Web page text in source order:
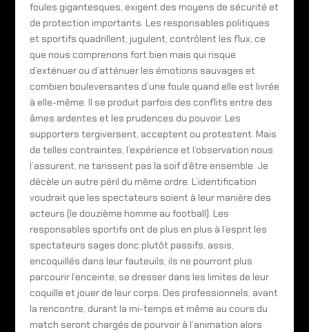
foules gigantesques, exigent des moyens de sécurité et
de protection importants. Les responsables politiques
et sportifs quadrillent, jugulent, contrôlent les flux, ce
que nous comprenons fort bien mais qui risque
d’exténuer ou d’atténuer les émotions sauvages et
combien bouleversantes d’une foule quand elle est livrée
à elle-même. Il se produit parfois des conflits entre des
âmes ardentes et les prudences du pouvoir. Les
supporters tergiversent, acceptent ou protestent. Mais
de telles contraintes, l’expérience et l’observation nous
l’assurent, ne tarissent pas la soif d’être ensemble. Je
décèle un autre péril du même ordre. L’identification
voudrait que les spectateurs soient à leur manière des
acteurs (le douzième homme au football). Les
responsables sportifs ont de plus en plus à l’esprit les
spectateurs sages donc plutôt passifs, assis,
encoquillés dans leur fauteuils, ils ne pourront plus
parcourir l’enceinte, se dresser dans les limites de leur
coquille et jouer de leur corps. Des professionnels, avant
la rencontre, durant la mi-temps et même au cours du
match seront chargés de pourvoir à l’animation alors